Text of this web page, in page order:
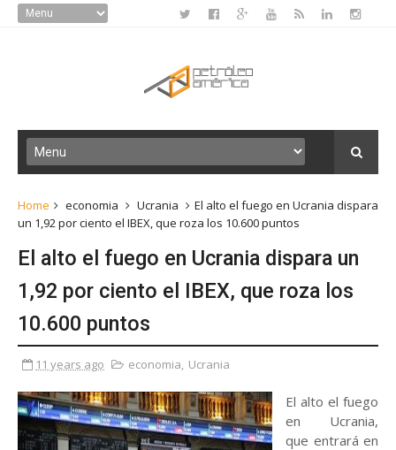
Home economia Ucrania
El alto el fuego en Ucrania dispara
un 1,92 por ciento el IBEX, que roza los 10.600 puntos
El alto el fuego en Ucrania dispara un
1,92 por ciento el IBEX, que roza los
10.600 puntos
11 years ago economia, Ucrania
El alto el fuego
en Ucrania,
que entrará en